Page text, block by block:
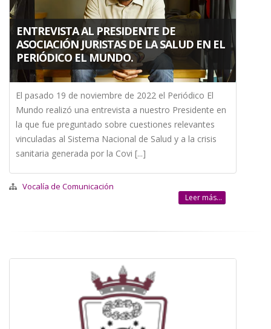
ENTREVISTA AL PRESIDENTE DE
ASOCIACIÓN JURISTAS DE LA SALUD EN EL
PERIÓDICO EL MUNDO.
El pasado 19 de noviembre de 2022 el Periódico El
Mundo realizó una entrevista a nuestro Presidente en
la que fue preguntado sobre cuestiones relevantes
vinculadas al Sistema Nacional de Salud y a la crisis
sanitaria generada por la Covi [...]
Vocalía de Comunicación
Leer más...